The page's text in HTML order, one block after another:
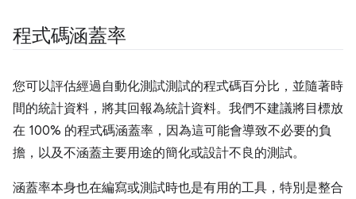
程式碼涵蓋率
您可以評估經過自動化測試測試的程式碼百分比，並隨著時
間的統計資料，將其回報為統計資料。我們不建議將目標放
在 100% 的程式碼涵蓋率，因為這可能會導致不必要的負
擔，以及不涵蓋主要用途的簡化或設計不良的測試。
涵蓋率本身也在編寫或測試時也是有用的工具，特別是整合